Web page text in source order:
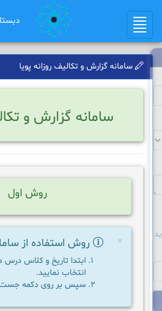
Toggle
navigation
سامانه گزارش و تکالیف روزانه پویا
سامانه گزارش و
روش اول
× روش استفاده از
ابتدا تاریخ و کلاس درس
انتخاب نمایید.
سپس بر روی دکمه جست